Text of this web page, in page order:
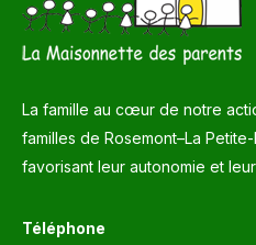
La famille au cœur de notre
familles de Rosemont–La
favorisant leur autonomie et
Téléphone